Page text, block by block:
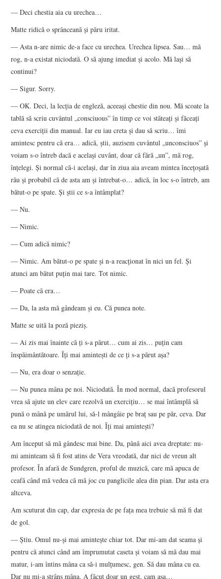
— Deci chestia aia cu urechea…
Matte ridică o sprânceană şi păru iritat.
— Asta n-are nimic de-a face cu urechea. Urechea lipsea. Sau… mă
rog, n-a existat niciodată. O să ajung imediat şi acolo. Mă laşi să
continui?
— Sigur. Sorry.
— OK. Deci, la lecţia de engleză, aceeaşi chestie din nou. Mă scoate la
tablă să scriu cuvântul „consciuous” în timp ce voi stăteaţi şi făceaţi
ceva exerciţii din manual. Iar eu iau creta şi dau să scriu… îmi
amintesc pentru că era… adică, ştii, auzisem cuvântul „unconsciuos” şi
voiam s-o întreb dacă e acelaşi cuvânt, doar că fără „un”, mă rog,
înţelegi. Şi normal că-i acelaşi, dar în ziua aia aveam mintea înceţoşată
rău şi probabil că de asta am şi întrebat-o… adică, în loc s-o întreb, am
bătut-o pe spate. Şi ştii ce s-a întâmplat?
— Nu.
— Nimic.
— Cum adică nimic?
— Nimic. Am bătut-o pe spate şi n-a reacţionat în nici un fel. Şi
atunci am bătut puţin mai tare. Tot nimic.
— Poate că era…
— Da, la asta mă gândeam şi eu. Că punea note.
Matte se uită la poză pieziş.
— Ai zis mai înainte că ţi s-a părut… cum ai zis… puţin cam
înspăimântătoare. Îţi mai aminteşti de ce ţi s-a părut aşa?
— Nu, era doar o senzaţie.
— Nu punea mâna pe noi. Niciodată. În mod normal, dacă profesorul
vrea să ajute un elev care rezolvă un exerciţiu… se mai întâmplă să
pună o mână pe umărul lui, să-l mângâie pe braţ sau pe păr, ceva. Dar
ea nu se atingea niciodată de noi. Îţi mai aminteşti?
Am început să mă gândesc mai bine. Da, până aici avea dreptate: nu-
mi aminteam să fi fost atins de Vera vreodată, dar nici de vreun alt
profesor. În afară de Sundgren, proful de muzică, care mă apuca de
ceafă când mă vedea că mă joc cu panglicile alea din pian. Dar asta era
altceva.
Am scuturat din cap, dar expresia de pe faţa mea trebuie să mă fi dat
de gol.
— Ştiu. Omul nu-şi mai aminteşte chiar tot. Dar mi-am dat seama şi
pentru că atunci când am împrumutat caseta şi voiam să mă dau mai
matur, i-am întins mâna ca să-i mulţumesc, gen. Să dau mâna cu ea.
Dar nu mi-a strâns mâna. A făcut doar un gest, cam aşa…